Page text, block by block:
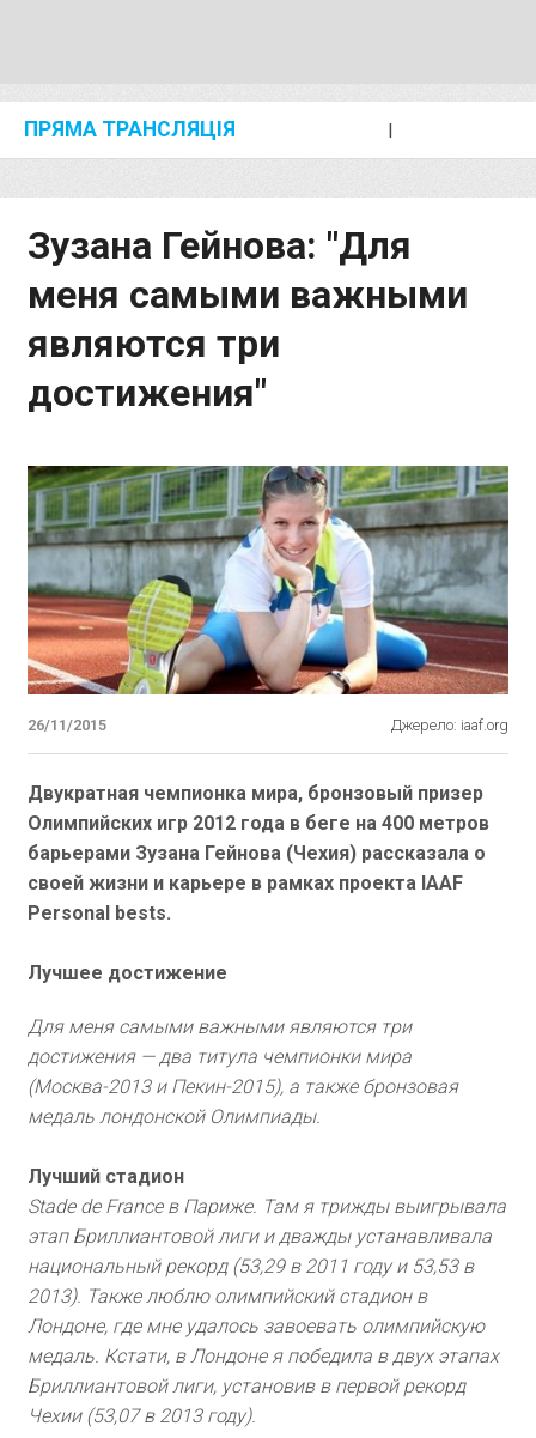
ПРЯМА ТРАНСЛЯЦІЯ I
Зузана Гейнова: "Для
меня самыми важными
являются три
достижения"
26/11/2015 Джерело: iaaf.org
Двукратная чемпионка мира, бронзовый призер
Олимпийских игр 2012 года в беге на 400 метров
барьерами Зузана Гейнова (Чехия) рассказала о
своей жизни и карьере в рамках проекта IAAF
Personal bests.
Лучшее достижение
Для меня самыми важными являются три
достижения — два титула чемпионки мира
(Москва-2013 и Пекин-2015), а также бронзовая
медаль лондонской Олимпиады.
Лучший стадион
Stade de France в Париже. Там я трижды выигрывала
этап Бриллиантовой лиги и дважды устанавливала
национальный рекорд (53,29 в 2011 году и 53,53 в
2013). Также люблю олимпийский стадион в
Лондоне, где мне удалось завоевать олимпийскую
медаль. Кстати, в Лондоне я победила в двух этапах
Бриллиантовой лиги, установив в первой рекорд
Чехии (53,07 в 2013 году).